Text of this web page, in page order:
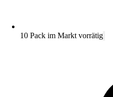
10 Pack im Markt vorrätig